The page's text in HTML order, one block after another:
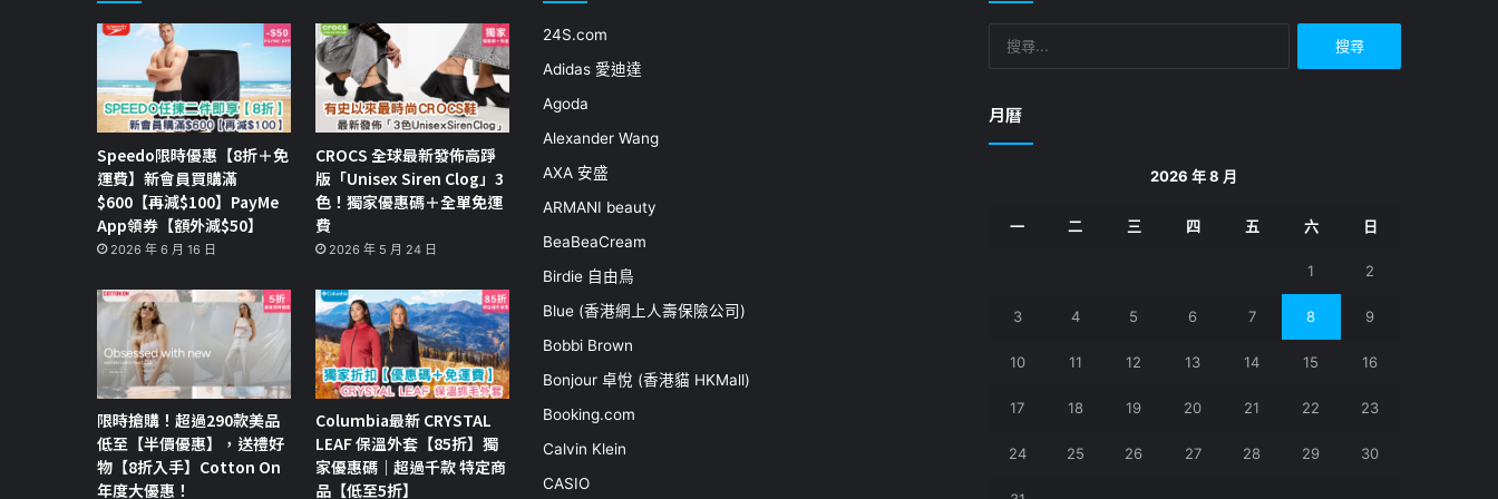
Speedo限時優惠【8折＋免
運費】新會員買購滿
$600【再減$100】PayMe
App領券【額外減$50】
2026 年 6 月 16 日
CROCS 全球最新發佈高踭
版「Unisex Siren Clog」3
色！獨家優惠碼＋全單免運
費
2026 年 5 月 24 日
限時搶購！超過290款美品
低至【半價優惠】，送禮好
物【8折入手】Cotton On
年度大優惠！
Columbia最新 CRYSTAL
LEAF 保溫外套【85折】獨
家優惠碼｜超過千款 特定商
品【低至5折】
24S.com
Adidas 愛迪達
Agoda
Alexander Wang
AXA 安盛
ARMANI beauty
BeaBeaCream
Birdie 自由鳥
Blue (香港網上人壽保險公司)
Bobbi Brown
Bonjour 卓悅 (香港貓 HKMall)
Booking.com
Calvin Klein
CASIO
月曆
2026 年 8 月
一 二 三 四 五 六 日
1 2
3 4 5 6 7 8 9
10 11 12 13 14 15 16
17 18 19 20 21 22 23
24 25 26 27 28 29 30